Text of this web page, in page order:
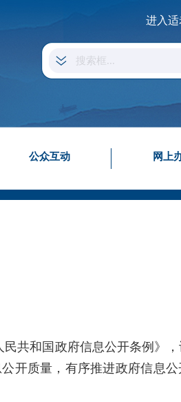
进入适
公众互动 网上
共和国政府信息公开条例》
开质量，有序推进政府信息公